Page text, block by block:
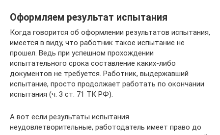
Оформляем результат испытания
Когда говорится об оформлении результатов испытания,
имеется в виду, что работник такое испытание не
прошел. Ведь при успешном прохождении
испытательного срока составление каких-либо
документов не требуется. Работник, выдержавший
испытание, просто продолжает работать по окончании
испытания (ч. 3 ст. 71 ТК РФ).
А вот если результаты испытания
неудовлетворительные, работодатель имеет право до